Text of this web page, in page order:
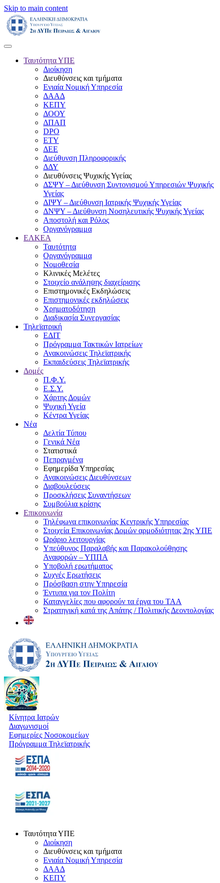
Skip to main content
Ταυτότητα ΥΠΕ
Διοίκηση
Διευθύνσεις και τμήματα
Ενιαία Νομική Υπηρεσία
ΔΑΑΔ
ΚΕΠΥ
ΔΟΟΥ
ΔΠΑΠ
DPO
ΕΤΥ
ΔΕΕ
Διεύθυνση Πληροφορικής
ΔΔΥ
Διευθύνσεις Ψυχικής Υγείας
ΔΣΨΥ – Διεύθυνση Συντονισμού Υπηρεσιών Ψυχικής
Υγείας
ΔΙΨΥ – Διεύθυνση Ιατρικής Ψυχικής Υγείας
ΔΝΨΥ – Διεύθυνση Νοσηλευτικής Ψυχικής Υγείας
Αποστολή και Ρόλος
Οργανόγραμμα
ΕΛΚΕΑ
Ταυτότητα
Οργανόγραμμα
Νομοθεσία
Κλινικές Μελέτες
Στοιχείο ανάληψης διαχείρισης
Επιστημονικές Εκδηλώσεις
Επιστημονικές εκδηλώσεις
Χρηματοδότηση
Διαδικασία Συνεργασίας
Τηλεϊατρική
ΕΔΙΤ
Πρόγραμμα Τακτικών Ιατρείων
Ανακοινώσεις Τηλεϊατρικής
Εκπαιδεύσεις Τηλεϊατρικής
Δομές
Π.Φ.Υ.
Ε.Σ.Υ.
Χάρτης Δομών
Ψυχική Υγεία
Κέντρα Υγείας
Νέα
Δελτία Τύπου
Γενικά Νέα
Στατιστικά
Πεπραγμένα
Εφημερίδα Υπηρεσίας
Ανακοινώσεις Διευθύνσεων
Διαβουλεύσεις
Προσκλήσεις Συναντήσεων
Συμβούλια κρίσης
Επικοινωνία
Τηλέφωνα επικοινωνίας Κεντρικής Υπηρεσίας
Στοιχεία Επικοινωνίας Δομών αρμοδιότητας 2ης ΥΠΕ
Ωράριο λειτουργίας
Υπεύθυνος Παραλαβής και Παρακολούθησης
Αναφορών – ΥΠΠΑ
Υποβολή ερωτήματος
Συχνές Ερωτήσεις
Πρόσβαση στην Υπηρεσία
Έντυπα για τον Πολίτη
Καταγγελίες που αφορούν τα έργα του ΤΑΑ
Στρατηγική κατά της Απάτης / Πολιτικής Δεοντολογίας
Κίνητρα Ιατρών
Διαγωνισμοί
Εφημερίες Νοσοκομείων
Πρόγραμμα Τηλεϊατρικής
Ταυτότητα ΥΠΕ
Διοίκηση
Διευθύνσεις και τμήματα
Ενιαία Νομική Υπηρεσία
ΔΑΑΔ
ΚΕΠΥ